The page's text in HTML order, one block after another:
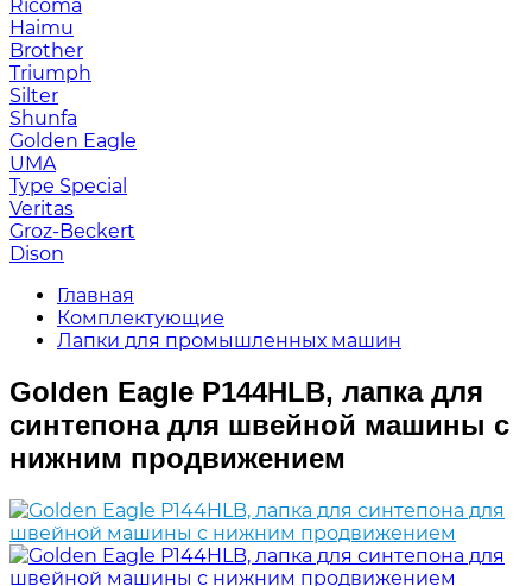
Ricoma
Haimu
Brother
Triumph
Silter
Shunfa
Golden Eagle
UMA
Type Special
Veritas
Groz-Beckert
Dison
Главная
Комплектующие
Лапки для промышленных машин
Golden Eagle P144HLB, лапка для
синтепона для швейной машины с
нижним продвижением